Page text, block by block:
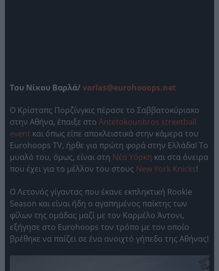
Του Νίκου Βαρλά/ varlas@eurohooops.net
Ο Κρίσταπς Πορζίνγκις πέρασε το Σαββατοκύριακο
στην Αθήνα, έπαιξε στο Antetokounbros streetball
event και όπως είπε αποκλειστικά στην κάμερα του
Eurohoops TV, ήρθε για πρώτη φορά στην Ελλάδα! Το
μυαλό του, όμως, είναι στη Νέα Υόρκη και στα όνειρα
που έχει για το μέλλον του στους New York Knicks!
O Λετονός γίγαντας που έκανε εκπληκτική Rookie
Season και είναι ήδη ο αγαπημένος παίκτης των
φίλων της ομάδας μαζί με τον Καρμέλο Άντονι,
εξήγησε στο Eurohoops τον τρόπο με τον οποίο
βρέθηκε να παίζει σε ένα ανοιχτό γήπεδο της Αθήνας!